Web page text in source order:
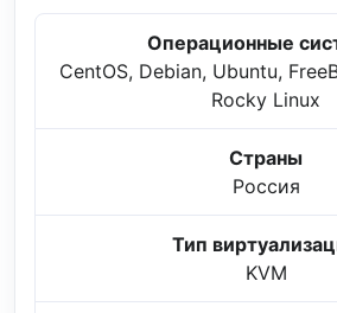
Операционные
CentOS, Debian, Ubuntu,
Rocky Linux
Страны
Россия
Тип
KVM